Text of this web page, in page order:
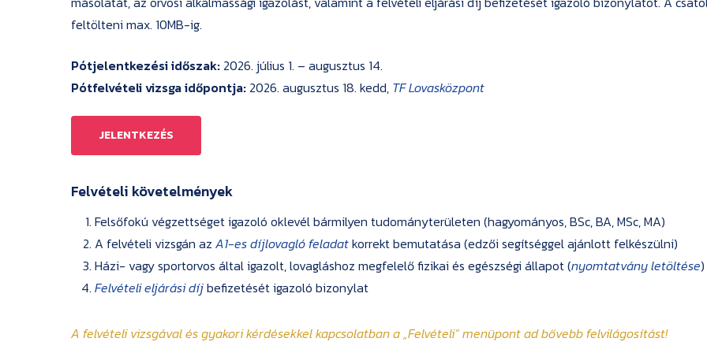
feltölteni max. 10MB-ig.
Pótjelentkezési időszak: 2026. július 1. – augusztus 14.
Pótfelvételi vizsga időpontja: 2026. augusztus 18. kedd, TF Lovasközpont
JELENTKEZÉS
Felvételi követelmények
Felsőfokú végzettséget igazoló oklevél bármilyen tudományterületen (hagyományos, BSc, BA, MSc, MA)
A felvételi vizsgán azA1-es díjlovagló feladatkorrekt bemutatása (edzői segítséggel ajánlott felkészülni)
Házi- vagy sportorvos által igazolt, lovagláshoz megfelelő fizikai és egészségi állapot (nyomtatvány letöltése)
Felvételi eljárási díjbefizetését igazoló bizonylat
A felvételi vizsgával és gyakori kérdésekkel kapcsolatban a„Felvételi”menüpont ad bővebb felvilágosítást!